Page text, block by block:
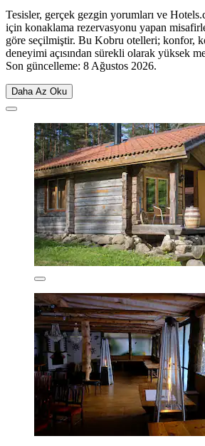
Tesisler, gerçek gezgin yorumları ve
için konaklama rezervasyonu yapan
göre seçilmiştir. Bu Kobru otelleri; konfor,
deneyimi açısından sürekli olarak yüksek
Son güncelleme: 8 Ağustos 2026.
Daha Az Oku